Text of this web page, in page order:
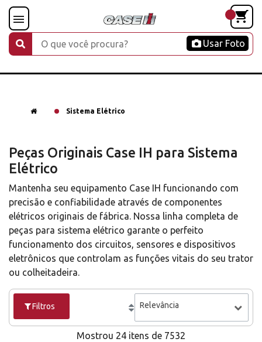
Usar Foto
Sistema Elétrico
Peças Originais Case IH para Sistema
Elétrico
Mantenha seu equipamento Case IH funcionando com
precisão e confiabilidade através de componentes
elétricos originais de fábrica. Nossa linha completa de
peças para sistema elétrico garante o perfeito
funcionamento dos circuitos, sensores e dispositivos
eletrônicos que controlam as funções vitais do seu trator
ou colheitadeira.
Filtros Relevância
Mostrou 24 itens de 7532